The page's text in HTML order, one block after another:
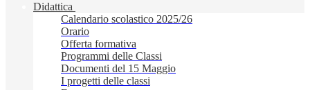
Didattica
Calendario scolastico 2025/26
Orario
Offerta formativa
Programmi delle Classi
Documenti del 15 Maggio
I progetti delle classi